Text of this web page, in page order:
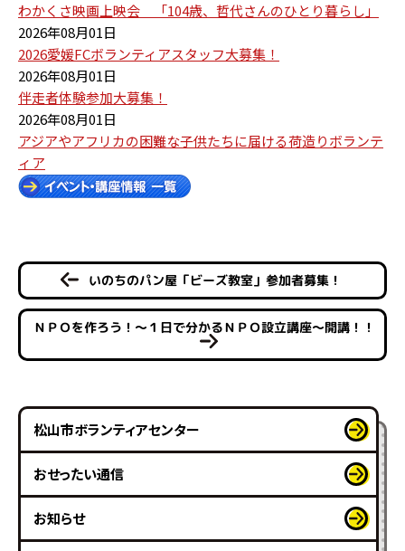
わかくさ映画上映会 「104歳、哲代さんのひとり暮らし」
2026年08月01日
2026愛媛FCボランティアスタッフ大募集！
2026年08月01日
伴走者体験参加大募集！
2026年08月01日
アジアやアフリカの困難な子供たちに届ける荷造りボランテ
ィア
いのちのパン屋「ビーズ教室」参加者募集！
ＮＰＯを作ろう！～１日で分かるＮＰＯ設立講座～開講！！
松山市ボランティアセンター
おせったい通信
お知らせ